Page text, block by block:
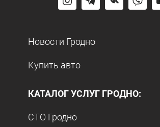
Новости Гродно
Купить авто
КАТАЛОГ УСЛУГ ГРОДНО:
СТО Гродно